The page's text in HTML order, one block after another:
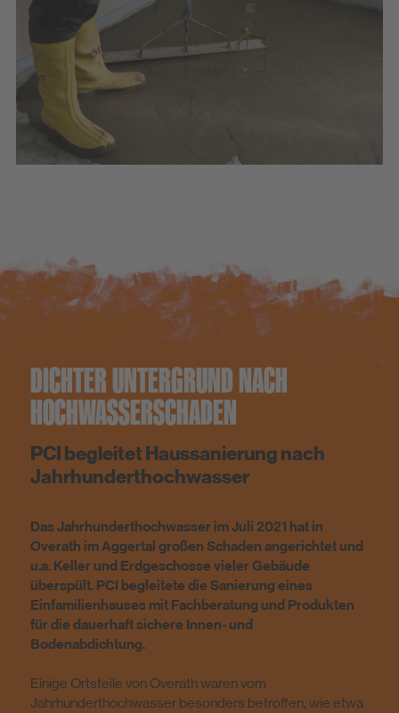
DICHTER UNTERGRUND NACH
HOCHWASSERSCHADEN
PCI begleitet Haussanierung nach
Jahrhunderthochwasser
Das Jahrhunderthochwasser im Juli 2021 hat in
Overath im Aggertal großen Schaden angerichtet und
u.a. Keller und Erdgeschosse vieler Gebäude
überspült. PCI begleitete die Sanierung eines
Einfamilienhauses mit Fachberatung und Produkten
für die dauerhaft sichere Innen- und
Bodenabdichtung.
Einige Ortsteile von Overath waren vom
Jahrhunderthochwasser besonders betroffen, wie etwa